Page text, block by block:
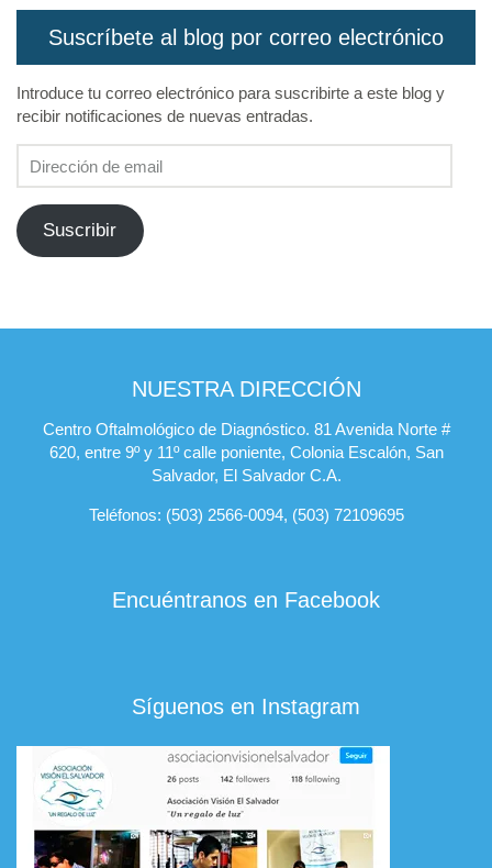
Suscríbete al blog por correo electrónico
Introduce tu correo electrónico para suscribirte a este blog y
recibir notificaciones de nuevas entradas.
de
email
Suscribir
NUESTRA DIRECCIÓN
Centro Oftalmológico de Diagnóstico. 81 Avenida Norte #
620, entre 9º y 11º calle poniente, Colonia Escalón, San
Salvador, El Salvador C.A.
Teléfonos: (503) 2566-0094, (503) 72109695
Encuéntranos en Facebook
Síguenos en Instagram